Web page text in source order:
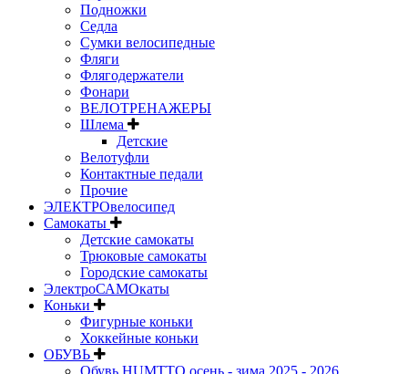
Подножки
Седла
Сумки велосипедные
Фляги
Флягодержатели
Фонари
ВЕЛОТРЕНАЖЕРЫ
Шлема
Детские
Велотуфли
Контактные педали
Прочие
ЭЛЕКТРОвелосипед
Самокаты
Детские самокаты
Трюковые самокаты
Городские самокаты
ЭлектроСАМОкаты
Коньки
Фигурные коньки
Хоккейные коньки
ОБУВЬ
Обувь HUMTTO осень - зима 2025 - 2026